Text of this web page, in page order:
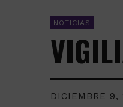
NOTICIAS
DICIEMBRE 9,